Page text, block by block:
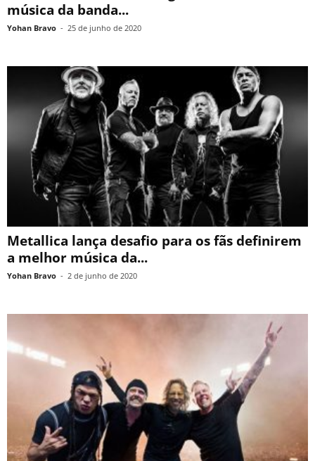
música da banda...
Yohan Bravo - 25 de junho de 2020
Metallica lança desafio para os fãs definirem
a melhor música da...
Yohan Bravo - 2 de junho de 2020